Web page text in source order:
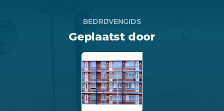
BEDRIJVENGIDS
Geplaatst door